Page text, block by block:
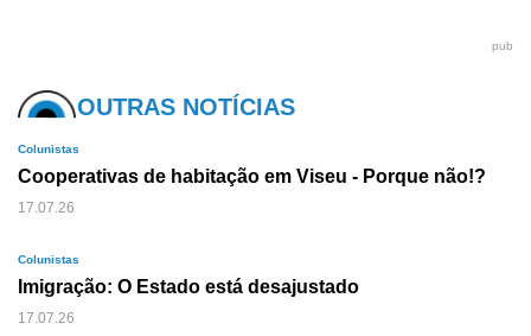
pub
OUTRAS NOTÍCIAS
Colunistas
Cooperativas de habitação em Viseu - Porque não!?
17.07.26
Colunistas
Imigração: O Estado está desajustado
17.07.26